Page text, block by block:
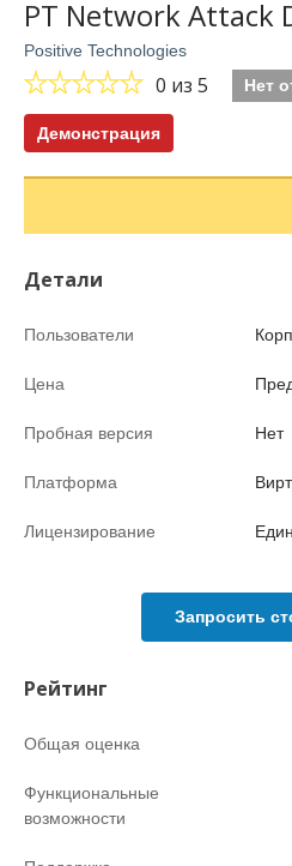
PT Network Attack
Positive Technologies
0 из 5 Нет
Демонстрация
Детали
Пользователи
Цена
Пробная версия Нет
Платформа
Лицензирование
Запросить
Рейтинг
Общая оценка
Функциональные
возможности